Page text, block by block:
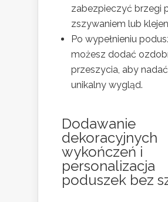
zabezpieczyć brzegi
zszywaniem lub
Po wypełnieniu
możesz dodać
przeszycia, aby
unikalny wygląd.
Dodawanie
dekoracyjnych
wykończeń i
personalizacja
poduszek bez